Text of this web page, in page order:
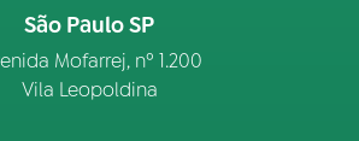
São Paulo SP
Mofarrej, nº 1.200
Vila Leopoldina